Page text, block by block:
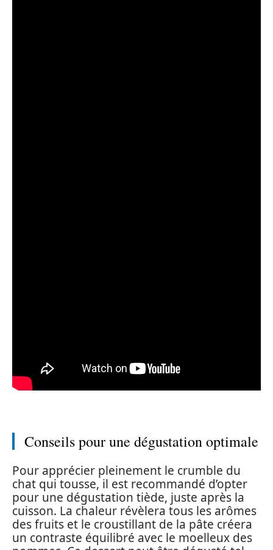
Conseils pour une dégustation optimale
Pour apprécier pleinement le crumble du
chat qui tousse, il est recommandé d’opter
pour une dégustation tiède, juste après la
cuisson. La chaleur révèlera tous les arômes
des fruits et le croustillant de la pâte créera
un contraste équilibré avec le moelleux des